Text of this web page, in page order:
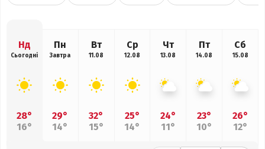
Нд
Сьогодні
28°
16°
Пн
Завтра
29°
14°
Вт
11.08
32°
15°
Ср
12.08
25°
14°
Чт
13.08
24°
11°
Пт
14.08
23°
10°
Сб
15.08
26°
12°